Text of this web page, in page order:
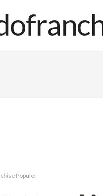
Populer